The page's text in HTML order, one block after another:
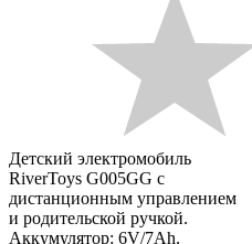
Детский электромобиль
RiverToys G005GG с
дистанционным управлением
и родительской ручкой.
Аккумулятор: 6V/7Ah.